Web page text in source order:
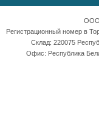
ООО
Регистрационный номер в
Склад: 220075
Офис: Республика